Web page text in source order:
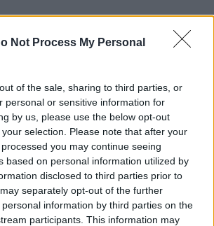
Not Process My Personal
of the sale, sharing to third parties, or
personal or sensitive information for
by us, please use the below opt-out
selection. Please note that after your
you may continue seeing
based on personal information utilized by
disclosed to third parties prior to
separately opt-out of the further
information by third parties on the
participants. This information may
παντρευτούμε
γίνει, είπε ο τραγουδιστής